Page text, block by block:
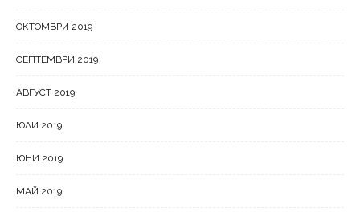
ОКТОМВРИ 2019
СЕПТЕМВРИ 2019
АВГУСТ 2019
ЮЛИ 2019
ЮНИ 2019
МАЙ 2019